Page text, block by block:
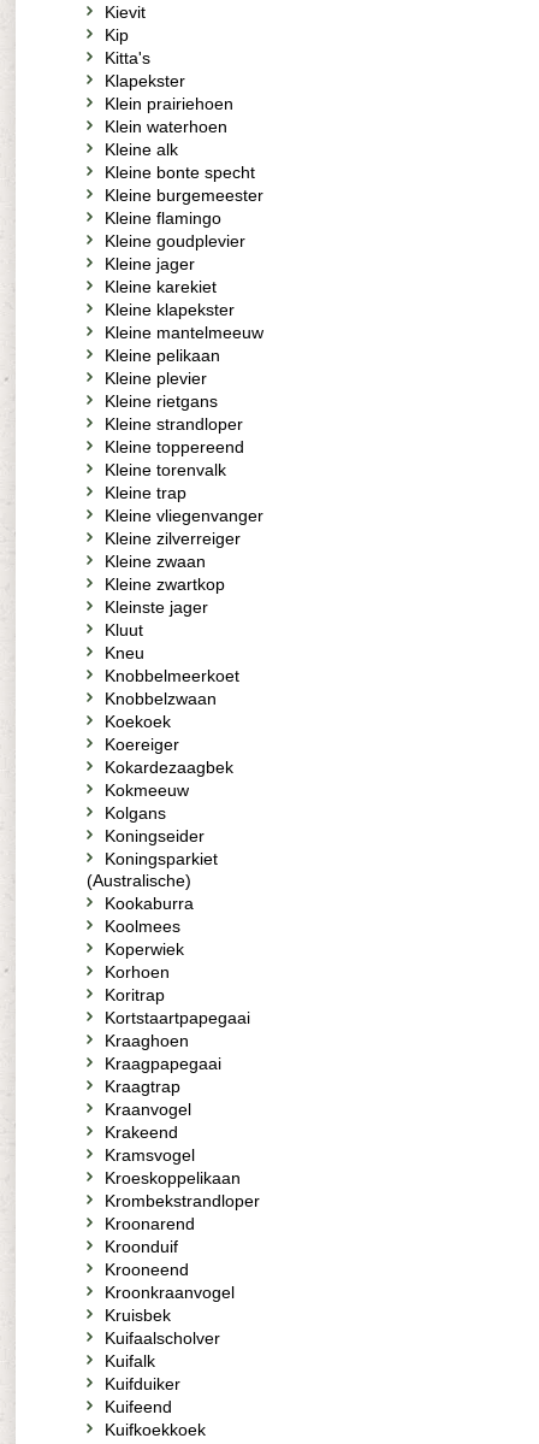
Kievit
Kip
Kitta's
Klapekster
Klein prairiehoen
Klein waterhoen
Kleine alk
Kleine bonte specht
Kleine burgemeester
Kleine flamingo
Kleine goudplevier
Kleine jager
Kleine karekiet
Kleine klapekster
Kleine mantelmeeuw
Kleine pelikaan
Kleine plevier
Kleine rietgans
Kleine strandloper
Kleine toppereend
Kleine torenvalk
Kleine trap
Kleine vliegenvanger
Kleine zilverreiger
Kleine zwaan
Kleine zwartkop
Kleinste jager
Kluut
Kneu
Knobbelmeerkoet
Knobbelzwaan
Koekoek
Koereiger
Kokardezaagbek
Kokmeeuw
Kolgans
Koningseider
Koningsparkiet
(Australische)
Kookaburra
Koolmees
Koperwiek
Korhoen
Koritrap
Kortstaartpapegaai
Kraaghoen
Kraagpapegaai
Kraagtrap
Kraanvogel
Krakeend
Kramsvogel
Kroeskoppelikaan
Krombekstrandloper
Kroonarend
Kroonduif
Krooneend
Kroonkraanvogel
Kruisbek
Kuifaalscholver
Kuifalk
Kuifduiker
Kuifeend
Kuifkoekkoek